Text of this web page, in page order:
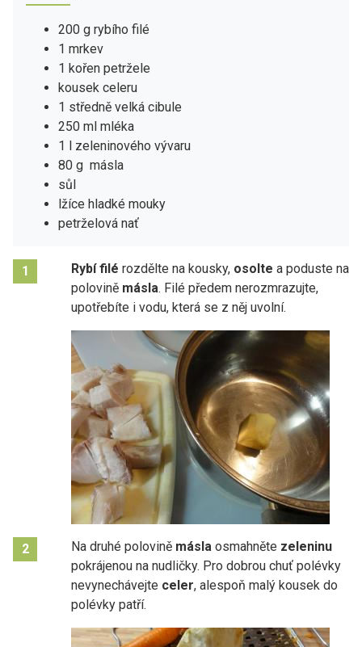
200 g rybího filé
1 mrkev
1 kořen petržele
kousek celeru
1 středně velká cibule
250 ml mléka
1 l zeleninového vývaru
80 g másla
sůl
lžíce hladké mouky
petrželová nať
1 Rybí filé rozdělte na kousky, osolte a poduste na
polovině másla. Filé předem nerozmrazujte,
upotřebíte i vodu, která se z něj uvolní.
2 Na druhé polovině másla osmahněte zeleninu
pokrájenou na nudličky. Pro dobrou chuť polévky
nevynechávejte celer, alespoň malý kousek do
polévky patří.